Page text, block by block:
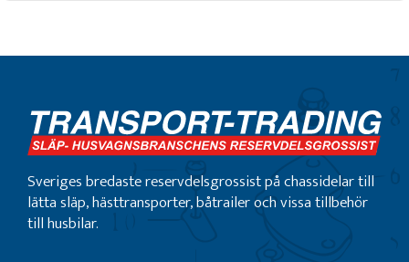
Sveriges bredaste reservdelsgrossist på chassidelar till
lätta släp, hästtransporter, båtrailer och vissa tillbehör
till husbilar.